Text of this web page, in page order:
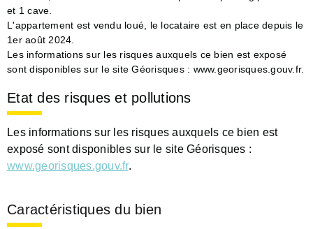
et 1 cave.
L'appartement est vendu loué, le locataire est en place depuis le
1er août 2024.
Les informations sur les risques auxquels ce bien est exposé
sont disponibles sur le site Géorisques : www.georisques.gouv.fr.
Etat des risques et pollutions
Les informations sur les risques auxquels ce bien est
exposé sont disponibles sur le site Géorisques :
www.georisques.gouv.fr.
Caractéristiques du bien